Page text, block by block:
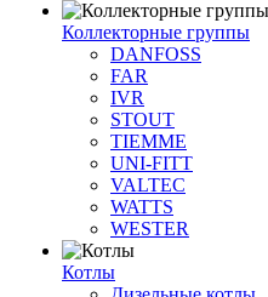
Коллекторные группы
DANFOSS
FAR
IVR
STOUT
TIEMME
UNI-FITT
VALTEC
WATTS
WESTER
Котлы